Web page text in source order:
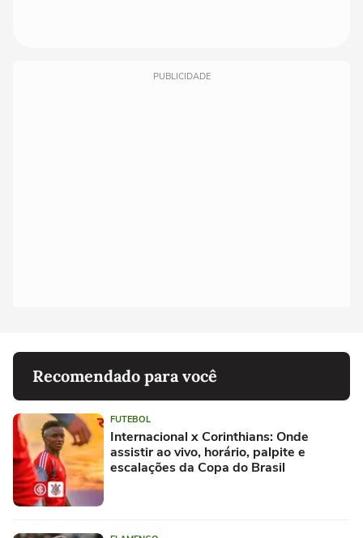
PUBLICIDADE
Recomendado para você
FUTEBOL
Internacional x Corinthians: Onde
assistir ao vivo, horário, palpite e
escalações da Copa do Brasil